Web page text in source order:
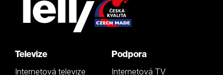
Televize
Internetová televize
Podpora
Internetová TV